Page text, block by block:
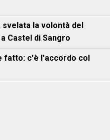
la volontà del
Castel di Sangro
fatto: c'è l'accordo col